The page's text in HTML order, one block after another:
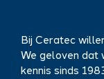
Bij Ceratec
We geloven dat
kennis sinds